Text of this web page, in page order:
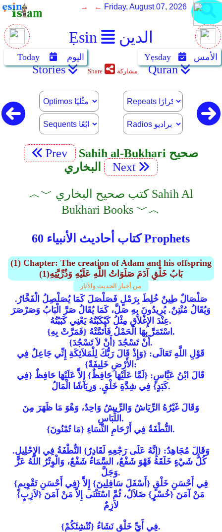
Ẹsin الدين
→ ← Friday, August 07, 2026
Today اليوم Yẹsday الأمس
Stories Share مشاركة Quran
Prev
Sahih al-Bukhari صحيح
البخاري
Next
︿﹀ كتب صحيح البخاري Sahih Al
Bukhari Books ﹀︿
كتاب أحاديث الأنبياء 60 Prophets
(1) Chapter: The creation of Adam and his offspring
(1)بَابُ خَلْقِ آدَمَ صَلَوَاتُ اللَّهِ عَلَيْهِ وَذُرِّيَّتِهِ
من أخبار الحديث والآثار
صَلْصَالٌ طِينٌ خُلِطَ بِرَمْلٍ فَصَلْصَلَ كَمَا يُصَلْصِلُ الْفَخَّارُ.
وَيُقَالُ مُنْتِنٌ. يُرِيدُونَ بِهِ صَلَّ، كَمَا يُقَالُ صَرَّ الْبَابُ وَصَرْصَرَ
عِنْدَ الإِغْلاَقِ مِثْلُ كَبْكَبْتُهُ يَعْنِي كَبَبْتُهُ.
{فَمَرَّتْ بِهِ} اسْتَمَرَّ بِهَا الْحَمْلُ فَأَتَمَّتْهُ.
{أَنْ لاَ تَسْجُدَ} أَنْ تَسْجُدَ.
قَوْلِ اللَّهِ تَعَالَى: {وَإِذْ قَالَ رَبُّكَ لِلْمَلاَئِكَةِ إِنِّي جَاعِلٌ فِي
الأَرْضِ خَلِيفَةً}:
قَالَ ابْنُ عَبَّاسٍ: {لَمَّا عَلَيْهَا حَافِظٌ} إِلاَّ عَلَيْهَا حَافِظٌ {فِي
كَبَدٍ} فِي شِدَّةِ خَلْقٍ. وَرِيَاشًا الْمَالُ.
وَقَالَ غَيْرُهُ الرِّيَاشُ وَالرِّيشُ وَاحِدٌ، وَهْوَ مَا ظَهَرَ مِنَ
اللِّبَاسِ.
{مَا تُمْنُونَ} النُّطْفَةُ فِي أَرْحَامِ النِّسَاءِ.
وَقَالَ مُجَاهِدٌ: {إِنَّهُ عَلَى رَجْعِهِ لَقَادِرٌ} النُّطْفَةُ فِي الإِحْلِيلِ.
كُلُّ شَيْءٍ خَلَقَهُ فَهْوَ شَفْعٌ، السَّمَاءُ شَفْعٌ، وَالْوِتْرُ اللَّهُ عَزَّ
وَجَلَّ.
{فِي أَحْسَنِ تَقْوِيمٍ} فِي أَحْسَنِ خَلْقٍ {أَسْفَلَ سَافِلِينَ} إِلاَّ
مَنْ آمَنَ {خُسْرٍ} ضَلاَلٌ، ثُمَّ اسْتَثْنَى إِلاَّ مَنْ آمَنَ {لاَزِبٍ}
لاَزِمٌ
{نُنْشِئَكُمْ} فِي أَيِّ خَلْقٍ نَشَاءُ.